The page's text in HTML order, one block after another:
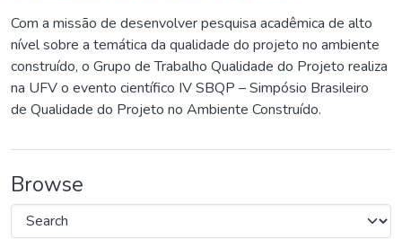
Com a missão de desenvolver pesquisa acadêmica de alto
nível sobre a temática da qualidade do projeto no ambiente
construído, o Grupo de Trabalho Qualidade do Projeto realiza
na UFV o evento científico IV SBQP – Simpósio Brasileiro
de Qualidade do Projeto no Ambiente Construído.
Browse